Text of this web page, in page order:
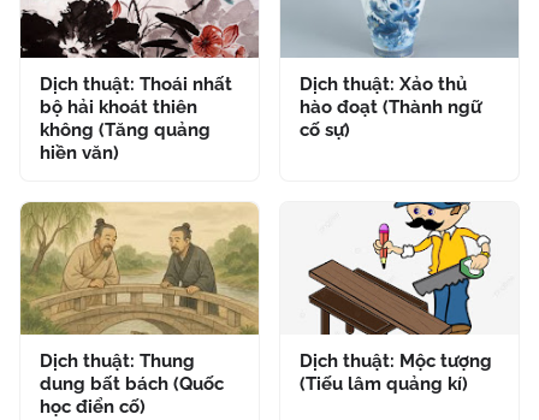
Dịch thuật: Thoái nhất
bộ hải khoát thiên
không (Tăng quảng
hiền văn)
Dịch thuật: Xảo thủ
hào đoạt (Thành ngữ
cố sự)
Dịch thuật: Thung
dung bất bách (Quốc
học điển cố)
Dịch thuật: Mộc tượng
(Tiếu lâm quảng kí)